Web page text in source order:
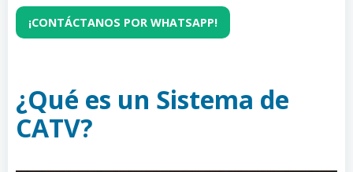
¡CONTÁCTANOS POR WHATSAPP!
¿Qué es un Sistema de
CATV?